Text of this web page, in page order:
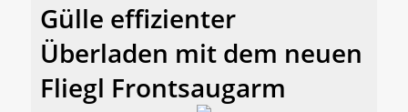
Gülle effizienter
Überladen mit dem neuen
Fliegl Frontsaugarm